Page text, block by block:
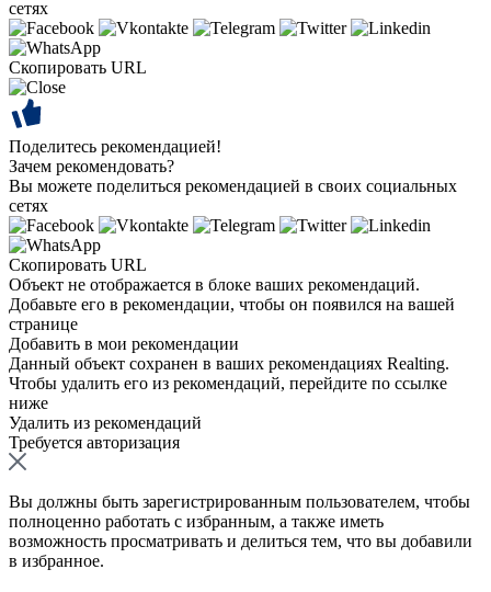
сетях
Скопировать URL
Поделитесь рекомендацией!
Зачем рекомендовать?
Вы можете поделиться рекомендацией в своих социальных
сетях
Скопировать URL
Объект не отображается в блоке ваших рекомендаций.
Добавьте его в рекомендации, чтобы он появился на вашей
странице
Добавить в мои рекомендации
Данный объект сохранен в ваших рекомендациях Realting.
Чтобы удалить его из рекомендаций, перейдите по ссылке
ниже
Удалить из рекомендаций
Требуется авторизация
Вы должны быть зарегистрированным пользователем, чтобы
полноценно работать с избранным, а также иметь
возможность просматривать и делиться тем, что вы добавили
в избранное.